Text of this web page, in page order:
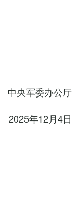
中央军委办公厅
2025年12月4日